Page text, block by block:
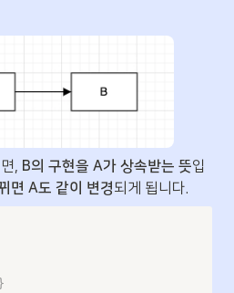
, B의 구현을 A가 상속받는 뜻입
면 A도 같이 변경되게 됩니다.